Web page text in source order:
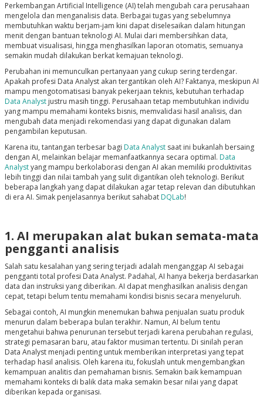
Perkembangan Artificial Intelligence (AI) telah mengubah cara perusahaan
mengelola dan menganalisis data. Berbagai tugas yang sebelumnya
membutuhkan waktu berjam-jam kini dapat diselesaikan dalam hitungan
menit dengan bantuan teknologi AI. Mulai dari membersihkan data,
membuat visualisasi, hingga menghasilkan laporan otomatis, semuanya
semakin mudah dilakukan berkat kemajuan teknologi.
Perubahan ini memunculkan pertanyaan yang cukup sering terdengar.
Apakah profesi Data Analyst akan tergantikan oleh AI? Faktanya, meskipun AI
mampu mengotomatisasi banyak pekerjaan teknis, kebutuhan terhadap
Data Analystjustru masih tinggi. Perusahaan tetap membutuhkan individu
yang mampu memahami konteks bisnis, memvalidasi hasil analisis, dan
mengubah data menjadi rekomendasi yang dapat digunakan dalam
pengambilan keputusan.
Karena itu, tantangan terbesar bagi Data Analystsaat ini bukanlah bersaing
dengan AI, melainkan belajar memanfaatkannya secara optimal. Data
Analystyang mampu berkolaborasi dengan AI akan memiliki produktivitas
lebih tinggi dan nilai tambah yang sulit digantikan oleh teknologi. Berikut
beberapa langkah yang dapat dilakukan agar tetap relevan dan dibutuhkan
di era AI. Simak penjelasannya berikut sahabat DQLab!
1. AI merupakan alat bukan semata-mata
pengganti analisis
Salah satu kesalahan yang sering terjadi adalah menganggap AI sebagai
pengganti total profesi Data Analyst. Padahal, AI hanya bekerja berdasarkan
data dan instruksi yang diberikan. AI dapat menghasilkan analisis dengan
cepat, tetapi belum tentu memahami kondisi bisnis secara menyeluruh.
Sebagai contoh, AI mungkin menemukan bahwa penjualan suatu produk
menurun dalam beberapa bulan terakhir. Namun, AI belum tentu
mengetahui bahwa penurunan tersebut terjadi karena perubahan regulasi,
strategi pemasaran baru, atau faktor musiman tertentu. Di sinilah peran
Data Analyst menjadi penting untuk memberikan interpretasi yang tepat
terhadap hasil analisis. Oleh karena itu, fokuslah untuk mengembangkan
kemampuan analitis dan pemahaman bisnis. Semakin baik kemampuan
memahami konteks di balik data maka semakin besar nilai yang dapat
diberikan kepada organisasi.